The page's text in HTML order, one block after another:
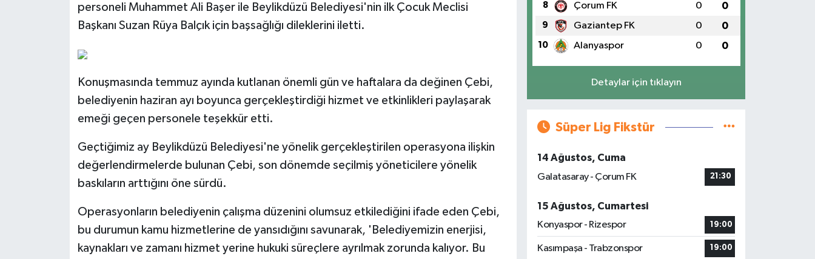
personeli Muhammet Ali Başer ile Beylikdüzü Belediyesi'nin ilk Çocuk Meclisi
Başkanı Suzan Rüya Balçık için başsağlığı dileklerini iletti.
Konuşmasında temmuz ayında kutlanan önemli gün ve haftalara da değinen Çebi,
belediyenin haziran ayı boyunca gerçekleştirdiği hizmet ve etkinlikleri paylaşarak
emeği geçen personele teşekkür etti.
Geçtiğimiz ay Beylikdüzü Belediyesi'ne yönelik gerçekleştirilen operasyona ilişkin
değerlendirmelerde bulunan Çebi, son dönemde seçilmiş yöneticilere yönelik
baskıların arttığını öne sürdü.
Operasyonların belediyenin çalışma düzenini olumsuz etkilediğini ifade eden Çebi,
bu durumun kamu hizmetlerine de yansıdığını savunarak, 'Belediyemizin enerjisi,
kaynakları ve zamanı hizmet yerine hukuki süreçlere ayrılmak zorunda kalıyor. Bu
8 Çorum FK 0 0
9 Gaziantep FK 0 0
10 Alanyaspor 0 0
Detaylar için tıklayın
Süper Lig Fikstür
14 Ağustos, Cuma
Galatasaray - Çorum FK
21:30
15 Ağustos, Cumartesi
Konyaspor - Rizespor
19:00
Kasımpaşa - Trabzonspor 19:00